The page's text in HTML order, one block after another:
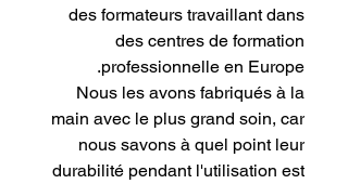
des formateurs travaillant dans
des centres de formation
professionnelle en Europe.
Nous les avons fabriqués à la
main avec le plus grand soin, car
nous savons à quel point leur
durabilité pendant l'utilisation est